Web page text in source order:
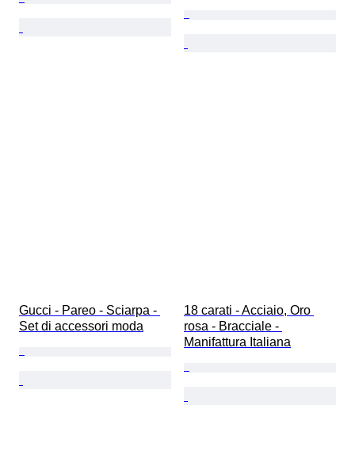
Gucci - Pareo - Sciarpa -
Set di accessori moda
18 carati - Acciaio, Oro
rosa - Bracciale -
Manifattura Italiana